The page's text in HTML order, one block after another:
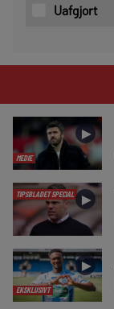
Uafgjort
MEDIE
►
TIPSBLADET SPECIAL ►
EKSKLUSIVT
►